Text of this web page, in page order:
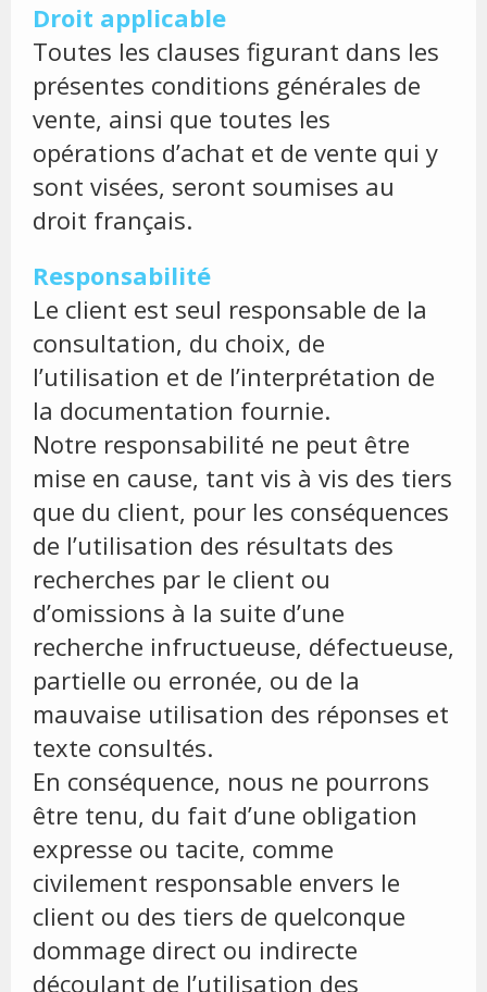
Droit applicable
Toutes les clauses figurant dans les
présentes conditions générales de
vente, ainsi que toutes les
opérations d’achat et de vente qui y
sont visées, seront soumises au
droit français.
Responsabilité
Le client est seul responsable de la
consultation, du choix, de
l’utilisation et de l’interprétation de
la documentation fournie.
Notre responsabilité ne peut être
mise en cause, tant vis à vis des tiers
que du client, pour les conséquences
de l’utilisation des résultats des
recherches par le client ou
d’omissions à la suite d’une
recherche infructueuse, défectueuse,
partielle ou erronée, ou de la
mauvaise utilisation des réponses et
texte consultés.
En conséquence, nous ne pourrons
être tenu, du fait d’une obligation
expresse ou tacite, comme
civilement responsable envers le
client ou des tiers de quelconque
dommage direct ou indirecte
découlant de l’utilisation des